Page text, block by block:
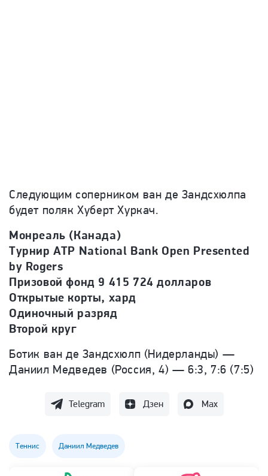
Следующим соперником ван де Зандсхюлпа
будет поляк Хуберт Хуркач.
Монреаль (Канада)
Турнир ATP National Bank Open Presented
by Rogers
Призовой фонд 9 415 724 долларов
Открытые корты, хард
Одиночный разряд
Второй круг
Ботик ван де Зандсхюлп (Нидерланды) —
Даниил Медведев (Россия, 4) — 6:3, 7:6 (7:5)
Telegram Дзен Max
Теннис Даниил Медведев